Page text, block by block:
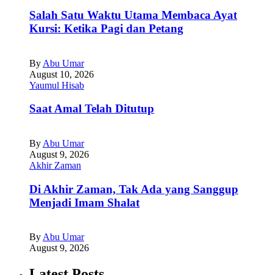
Salah Satu Waktu Utama Membaca Ayat
Kursi: Ketika Pagi dan Petang
By Abu Umar
August 10, 2026
Yaumul Hisab
Saat Amal Telah Ditutup
By Abu Umar
August 9, 2026
Akhir Zaman
Di Akhir Zaman, Tak Ada yang Sanggup
Menjadi Imam Shalat
ByAbu Umar
August 9, 2026